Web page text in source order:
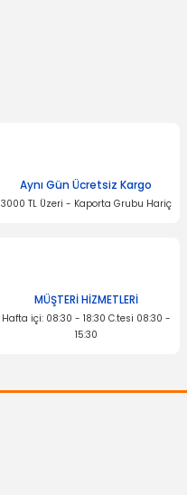
Aynı Gün Ücretsiz Kargo
3000 TL Üzeri - Kaporta Grubu Hariç
MÜŞTERİ HİZMETLERİ
Hafta içi: 08:30 - 18:30 C.tesi 08:30 -
15:30